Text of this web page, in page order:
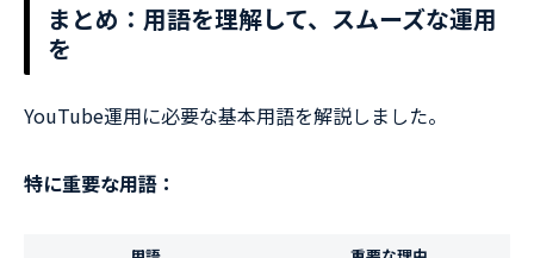
まとめ：用語を理解して、スムーズな運用
を
YouTube運用に必要な基本用語を解説しました。
特に重要な用語：